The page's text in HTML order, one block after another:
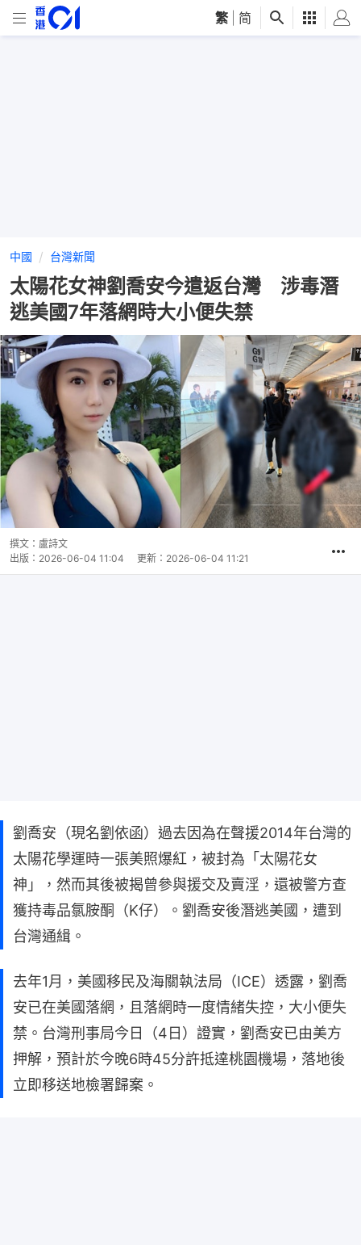
繁 简
中國 台灣新聞
太陽花女神劉喬安今遣返台灣 涉毒潛
逃美國7年落網時大小便失禁
撰文： 盧詩文
出版： 2026-06-04 11:04 更新： 2026-06-04 11:21
劉喬安（現名劉依函）過去因為在聲援2014年台灣的
太陽花學運時一張美照爆紅，被封為「太陽花女
神」，然而其後被揭曾參與援交及賣淫，還被警方查
獲持毒品氯胺酮（K仔）。劉喬安後潛逃美國，遭到
台灣通緝。
去年1月，美國移民及海關執法局（ICE）透露，劉喬
安已在美國落網，且落網時一度情緒失控，大小便失
禁。台灣刑事局今日（4日）證實，劉喬安已由美方
押解，預計於今晚6時45分許抵達桃園機場，落地後
立即移送地檢署歸案。